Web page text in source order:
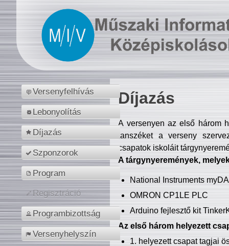
Versenyfelhívás
Lebonyolítás
Díjazás
Szponzorok
Program
Regisztráció
Programbizottság
Versenyhelyszín
Díjazás
A versenyen az első három
tanszéket a verseny
csapatok iskoláit
A tárgynyeremények,
National Instruments
OMRON CP1LE PLC
Arduino fejlesztő kit
Az első három helyezett
1. helyezett csapat tagjai